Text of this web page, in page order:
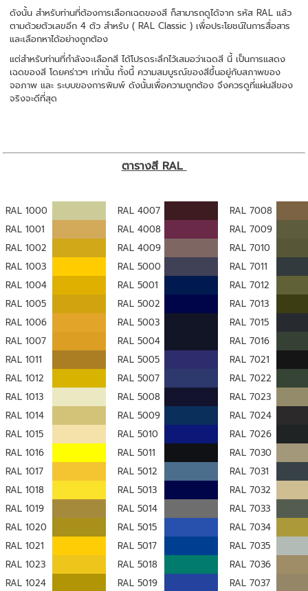
ดังนั้น สำหรับท่านที่ต้องการเลือกเฉดของสี ก็สามารถดูได้จาก รหัส RAL แล้ว
ตามด้วยตัวเลขอีก 4 ตัว สำหรับ ( RAL Classic ) เพื่อประโยชน์ในการสื่อสาร
และเลือกหาได้อย่างถูกต้อง
แต่สำหรับท่านที่กำลังจะเลือกสี ได้โปรดระลึกไว้เสมอว่าเฉดสี นี้ เป็นการแสดง
เฉดของสี โดยคร่าวๆ เท่านั้น ทั้งนี้ ความสมบูรณ์ของสีขึ้นอยู่กับสภาพของ
จอภาพ และ ระบบของการพิมพ์ ดังนั้นเพื่อความถูกต้อง จึงควรดูที่แผ่นสีของ
จริงจะดีที่สุด
ตารางสี RAL
RAL 1000 RAL 4007
RAL 7008
RAL 1001
RAL 4008
RAL 7009
RAL 1002
RAL 4009
RAL 7010
RAL 1003
RAL 5000
RAL 7011
RAL 1004
RAL 5001
RAL 7012
RAL 1005
RAL 5002
RAL 7013
RAL 1006
RAL 5003
RAL 7015
RAL 1007
RAL 5004
RAL 7016
RAL 1011
RAL 5005
RAL 7021
RAL 1012
RAL 5007
RAL 7022
RAL 1013
RAL 5008
RAL 7023
RAL 1014
RAL 5009
RAL 7024
RAL 1015
RAL 5010
RAL 7026
RAL 1016
RAL 5011
RAL 7030
RAL 1017
RAL 5012
RAL 7031
RAL 1018
RAL 5013
RAL 7032
RAL 1019
RAL 5014
RAL 7033
RAL 1020
RAL 5015
RAL 7034
RAL 1021
RAL 5017
RAL 7035
RAL 1023
RAL 5018
RAL 7036
RAL 1024
RAL 5019
RAL 7037